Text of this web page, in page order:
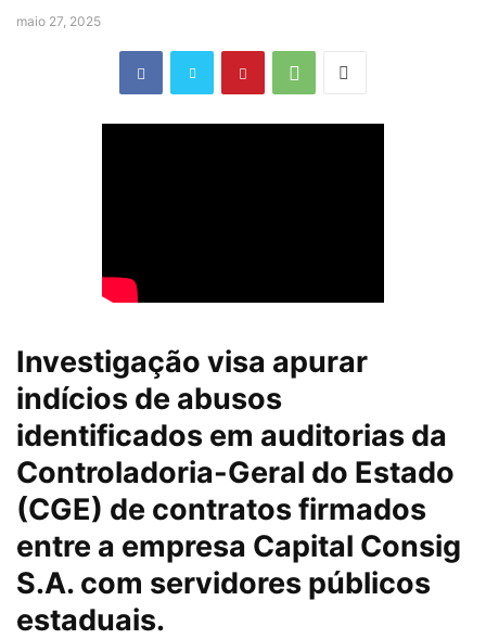
maio 27, 2025
Investigação visa apurar
indícios de abusos
identificados em auditorias da
Controladoria-Geral do Estado
(CGE) de contratos firmados
entre a empresa Capital Consig
S.A. com servidores públicos
estaduais.